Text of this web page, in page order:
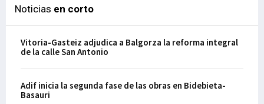
Noticias en corto
Vitoria-Gasteiz adjudica a Balgorza la reforma integral
de la calle San Antonio
Adif inicia la segunda fase de las obras en Bidebieta-
Basauri